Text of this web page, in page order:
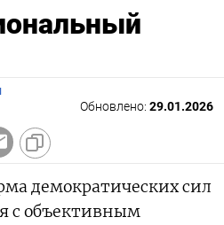
Обновлено: 29.01.2026
демократических сил
с объективным